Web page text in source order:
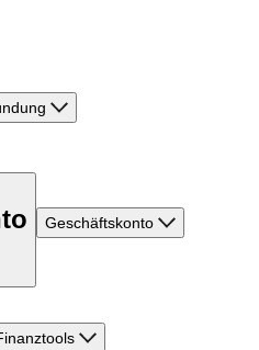
Geschäftskonto